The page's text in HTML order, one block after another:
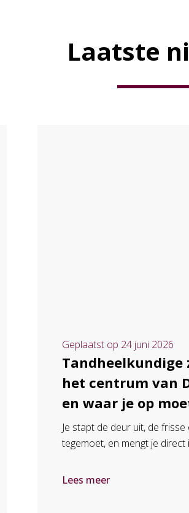
Laatste
Geplaatst op 24 juni 2026
Tandheelkundige
het centrum van
en waar je op
Je stapt de deur uit, de
tegemoet, en mengt je direct
Lees meer